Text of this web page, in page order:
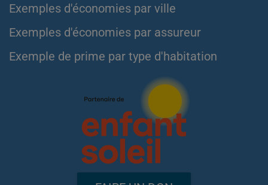
Exemples d'économies par ville
Exemples d'économies par assureur
Exemple de prime par type d'habitation